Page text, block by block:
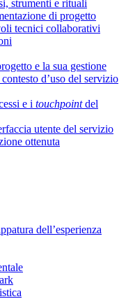
strumenti e rituali
di progetto
tecnici collaborativi
e la sua gestione
d’uso del servizio
e i touchpointdel
utente del servizio
ottenuta
dell’esperienza